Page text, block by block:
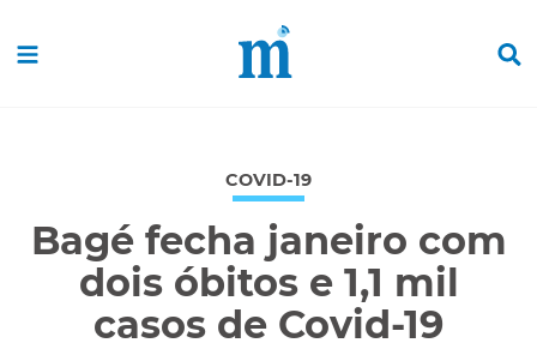
COVID-19
Bagé fecha janeiro com
dois óbitos e 1,1 mil
casos de Covid-19